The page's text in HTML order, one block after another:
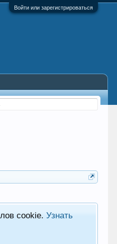
Войти или зарегистрироваться
cookie.Узнать